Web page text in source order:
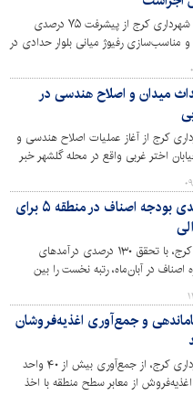
سرپرست منطقه ۵ شهرداری کرج از پیشرفت ۷۵ درصدی
مناسب‌سازی رفیوژ میانی بلوار حدادی در
این پروژه با اعتباری بیش ازپنج
و ۵۰۰ میلیون تومان در حال اجراست تا ایمنی تردد و
ارتقا دهد.
میدان و اصلاح هندسی در
۵ شهرداری کرج از آغاز عملیات اصلاح هندسی و
اختر غربی واقع در محله گلشهر خبر
که نتیجه بازدیدهای میدانی و شناسایی
است، با هدف سامان‌دهی ترافیک،
کیفیت محیط زندگی شهروندان اجرا
تحقق ۱۳۰ درصدی بودجه اصناف در منطقه ۵ برای
منطقه ۵ شهرداری کرج، با تحقق ۱۳۰ درصدی درآمدهای
در آبان‌ماه، رتبه نخست را بین
همدلی» و سیاست‌گذاری‌های دقیق
موفقیت دانست.
و جمع‌آوری اغذیه‌فروشان
مدیر منطقه ۵ شهرداری کرج، از جمع‌آوری بیش از ۴۰ واحد
از معابر سطح منطقه با اخذ